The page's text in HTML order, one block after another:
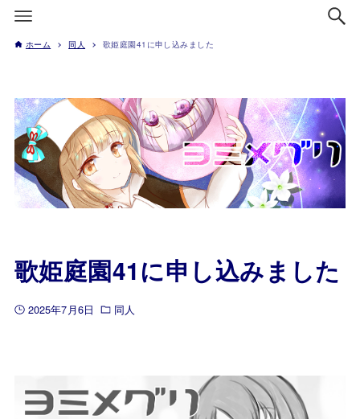
ホーム 同人 歌姫庭園41に申し込みました
歌姫庭園41に申し込みました
2025年7月6日 同人